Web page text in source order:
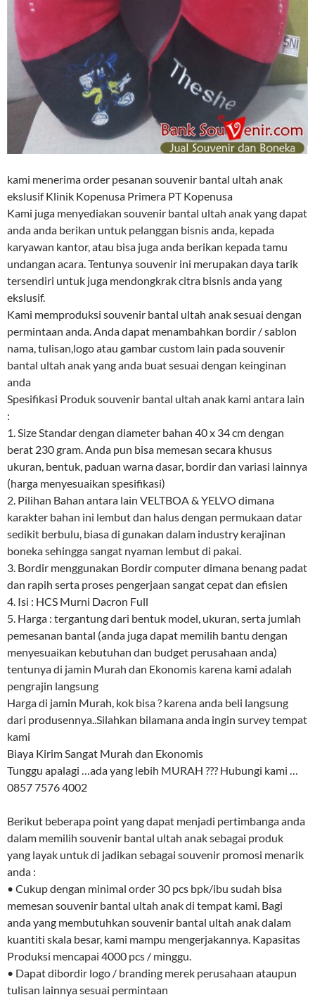
kami menerima order pesanan souvenir bantal ultah anak
ekslusif Klinik Kopenusa Primera PT Kopenusa
Kami juga menyediakan souvenir bantal ultah anak yang dapat
anda anda berikan untuk pelanggan bisnis anda, kepada
karyawan kantor, atau bisa juga anda berikan kepada tamu
undangan acara. Tentunya souvenir ini merupakan daya tarik
tersendiri untuk juga mendongkrak citra bisnis anda yang
ekslusif.
Kami memproduksi souvenir bantal ultah anak sesuai dengan
permintaan anda. Anda dapat menambahkan bordir / sablon
nama, tulisan,logo atau gambar custom lain pada souvenir
bantal ultah anak yang anda buat sesuai dengan keinginan
anda
Spesifikasi Produk souvenir bantal ultah anak kami antara lain
:
1. Size Standar dengan diameter bahan 40 x 34 cm dengan
berat 230 gram. Anda pun bisa memesan secara khusus
ukuran, bentuk, paduan warna dasar, bordir dan variasi lainnya
(harga menyesuaikan spesifikasi)
2. Pilihan Bahan antara lain VELTBOA & YELVO dimana
karakter bahan ini lembut dan halus dengan permukaan datar
sedikit berbulu, biasa di gunakan dalam industry kerajinan
boneka sehingga sangat nyaman lembut di pakai.
3. Bordir menggunakan Bordir computer dimana benang padat
dan rapih serta proses pengerjaan sangat cepat dan efisien
4. Isi : HCS Murni Dacron Full
5. Harga : tergantung dari bentuk model, ukuran, serta jumlah
pemesanan bantal (anda juga dapat memilih bantu dengan
menyesuaikan kebutuhan dan budget perusahaan anda)
tentunya di jamin Murah dan Ekonomis karena kami adalah
pengrajin langsung
Harga di jamin Murah, kok bisa ? karena anda beli langsung
dari produsennya..Silahkan bilamana anda ingin survey tempat
kami
Biaya Kirim Sangat Murah dan Ekonomis
Tunggu apalagi …ada yang lebih MURAH ??? Hubungi kami …
0857 7576 4002
Berikut beberapa point yang dapat menjadi pertimbanga anda
dalam memilih souvenir bantal ultah anak sebagai produk
yang layak untuk di jadikan sebagai souvenir promosi menarik
anda :
• Cukup dengan minimal order 30 pcs bpk/ibu sudah bisa
memesan souvenir bantal ultah anak di tempat kami. Bagi
anda yang membutuhkan souvenir bantal ultah anak dalam
kuantiti skala besar, kami mampu mengerjakannya. Kapasitas
Produksi mencapai 4000 pcs / minggu.
• Dapat dibordir logo / branding merek perusahaan ataupun
tulisan lainnya sesuai permintaan